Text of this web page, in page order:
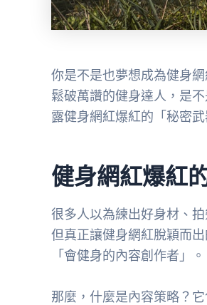
你是不是也夢想成為健身
鬆破萬讚的健身達人，是
露健身網紅爆紅的「秘密
健身網紅爆紅
很多人以為練出好身材、
但真正讓健身網紅脫穎而
「會健身的內容創作者」。
那麼，什麼是內容策略？